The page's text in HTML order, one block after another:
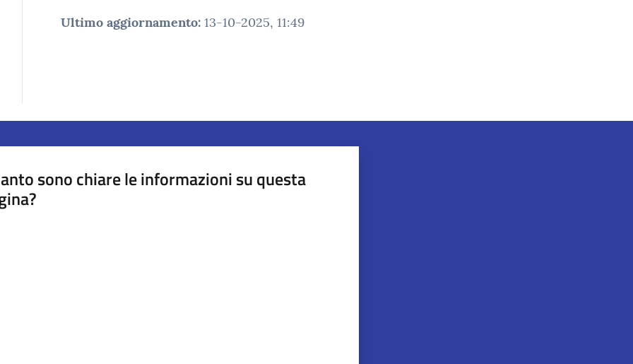
Ultimo aggiornamento: 13-10-2025, 11:49
sono chiare le informazioni su questa